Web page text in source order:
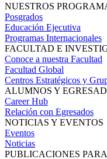
NUESTROS
Posgrados
Educación Ejecutiva
Programas Internacionales
FACULTAD E
Conoce a nuestra Facultad
Facultad Global
Centros Estratégicos y
ALUMNOS Y
Career Hub
Relación con Egresados
NOTICIAS Y EVENTOS
Eventos
Noticias
PUBLICACIONES